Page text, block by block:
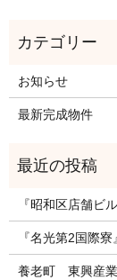
お知らせ
最新完成物件
『昭和区店舗ビ
『名光第2国際
養老町 東興産